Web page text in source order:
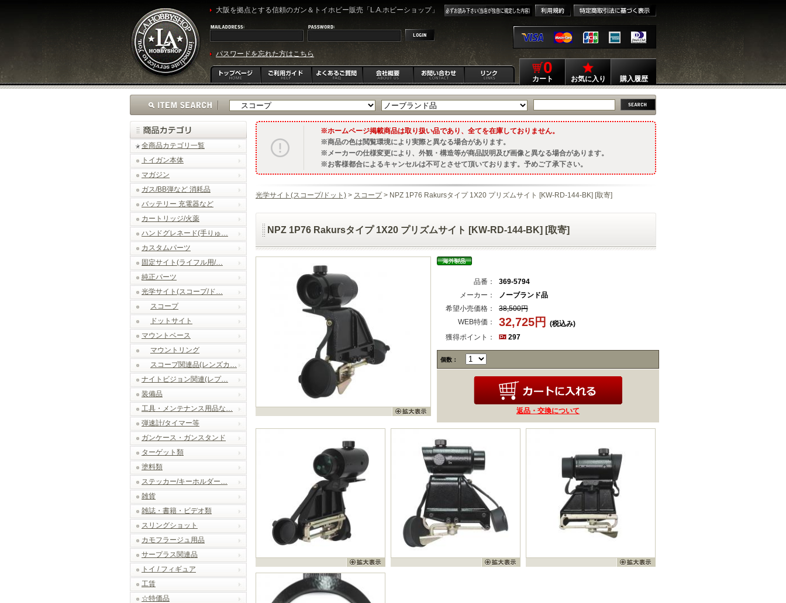
大阪を拠点とする信頼のガン＆トイホビー販売「L.A.ホビーショップ」
パスワードを忘れた方はこちら
0
カート お気に入り 購入履歴
全商品カテゴリ一覧
トイガン本体
マガジン
ガス/BB弾など 消耗品
バッテリー 充電器など
カートリッジ/火薬
ハンドグレネード(手りゅ…
カスタムパーツ
固定サイト(ライフル用/…
純正パーツ
光学サイト(スコープ/ド…
スコープ
ドットサイト
マウントベース
マウントリング
スコープ関連品(レンズカ…
ナイトビジョン関連(レプ…
装備品
工具・メンテナンス用品な…
弾速計/タイマー等
ガンケース・ガンスタンド
ターゲット類
塗料類
ステッカー/キーホルダー…
雑貨
雑誌・書籍・ビデオ類
スリングショット
カモフラージュ用品
サープラス関連品
トイ / フィギュア
工賃
☆特価品
ホームページ掲載商品は取り扱い品であり、全てを在庫しておりません。
商品の色は閲覧環境により実際と異なる場合があります。
メーカーの仕様変更により、外観・構造等が商品説明及び画像と異なる場合があります。
お客様都合によるキャンセルは不可とさせて頂いております。予めご了承下さい。
光学サイト(スコープ/ドット) > スコープ> NPZ 1P76 Rakursタイプ 1X20 プリズムサイト [KW-RD-144-BK] [取寄]
NPZ 1P76 Rakursタイプ 1X20 プリズムサイト [KW-RD-144-BK] [取寄]
品番：
369-5794
メーカー：
ノーブランド品
希望小売価格：
38,500円
WEB特価：
32,725円
(税込み)
獲得ポイント：
297
個数：
返品・交換について